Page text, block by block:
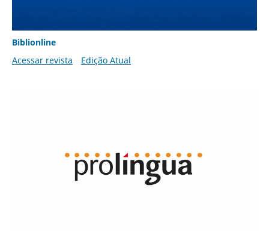
Biblionline
Acessar revista
Edição Atual